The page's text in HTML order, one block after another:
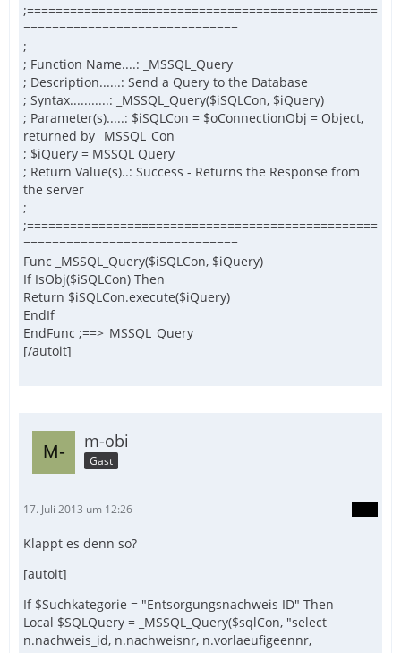
;=================================================
==============================
;
; Function Name....: _MSSQL_Query
; Description......: Send a Query to the Database
; Syntax...........: _MSSQL_Query($iSQLCon, $iQuery)
; Parameter(s).....: $iSQLCon = $oConnectionObj = Object,
returned by _MSSQL_Con
; $iQuery = MSSQL Query
; Return Value(s)..: Success - Returns the Response from
the server
;
;=================================================
==============================
Func _MSSQL_Query($iSQLCon, $iQuery)
If IsObj($iSQLCon) Then
Return $iSQLCon.execute($iQuery)
EndIf
EndFunc ;==>_MSSQL_Query
[/autoit]
m-obi
Gast
17. Juli 2013 um 12:26
Klappt es denn so?
[autoit]
If $Suchkategorie = "Entsorgungsnachweis ID" Then
Local $SQLQuery = _MSSQL_Query($sqlCon, "select
n.nachweis_id, n.nachweisnr, n.vorlaeufigeennr,